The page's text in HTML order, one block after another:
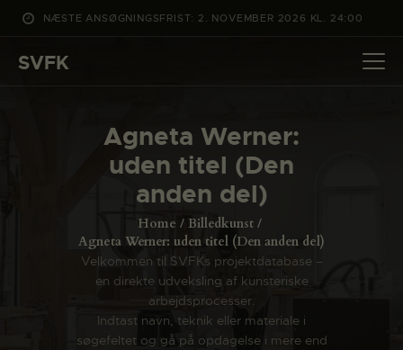
NÆSTE ANSØGNINGSFRIST: 2. NOVEMBER 2026 KL. 24:00
SVFK
Agneta Werner:
uden titel (Den
anden del)
Home
Billedkunst
Agneta Werner: uden titel (Den anden del)
Velkommen til SVFKs projektdatabase –
en direkte udveksling af kunsteriske
arbejdsprocesser.
Indtast navn, teknik eller materiale i
søgefeltet og gå på opdagelse i mere end
DET SKER
PROJEKTER
OM SVFK
ENGLISH